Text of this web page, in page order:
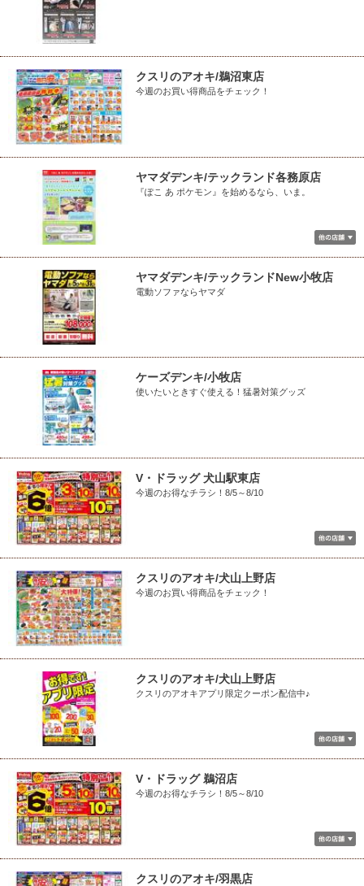
クスリのアオキ/鵜沼東店
今週のお買い得商品をチェック！
ヤマダデンキ/テックランド各務原店
『ぽこ あ ポケモン』を始めるなら、いま。
ヤマダデンキ/テックランドNew小牧店
電動ソファならヤマダ
ケーズデンキ/小牧店
使いたいときすぐ使える！猛暑対策グッズ
V・ドラッグ 犬山駅東店
今週のお得なチラシ！8/5～8/10
クスリのアオキ/犬山上野店
今週のお買い得商品をチェック！
クスリのアオキ/犬山上野店
クスリのアオキアプリ限定クーポン配信中♪
V・ドラッグ 鵜沼店
今週のお得なチラシ！8/5～8/10
クスリのアオキ/羽黒店